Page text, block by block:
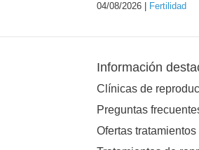
04/08/2026 | Fertilidad
Información
Clínicas de
Preguntas
Ofertas